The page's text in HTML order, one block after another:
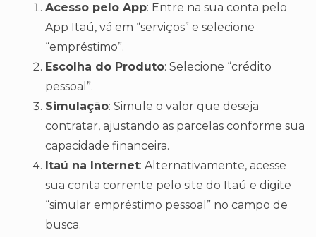
Acesso pelo App: Entre na sua conta pelo
App Itaú, vá em “serviços” e selecione
“empréstimo”.
Escolha do Produto: Selecione “crédito
pessoal”.
Simulação: Simule o valor que deseja
contratar, ajustando as parcelas conforme sua
capacidade financeira.
Itaú na Internet: Alternativamente, acesse
sua conta corrente pelo site do Itaú e digite
“simular empréstimo pessoal” no campo de
busca.